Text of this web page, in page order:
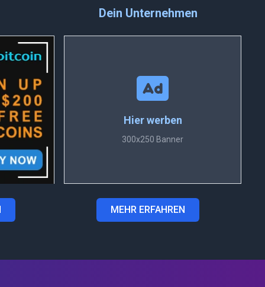
Dein Unternehmen
Hier werben
300x250 Banner
MEHR ERFAHREN